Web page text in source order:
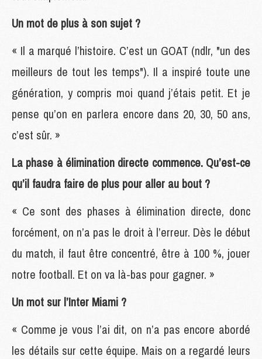
Un mot de plus à son sujet ?
« Il a marqué l’histoire. C’est un GOAT (ndlr, "un des
meilleurs de tout les temps"). Il a inspiré toute une
génération, y compris moi quand j’étais petit. Et je
pense qu’on en parlera encore dans 20, 30, 50 ans,
c’est sûr. »
La phase à élimination directe commence. Qu’est-ce
qu’il faudra faire de plus pour aller au bout ?
« Ce sont des phases à élimination directe, donc
forcément, on n’a pas le droit à l’erreur. Dès le début
du match, il faut être concentré, être à 100 %, jouer
notre football. Et on va là-bas pour gagner. »
Un mot sur l’Inter Miami ?
« Comme je vous l’ai dit, on n’a pas encore abordé
les détails sur cette équipe. Mais on a regardé leurs